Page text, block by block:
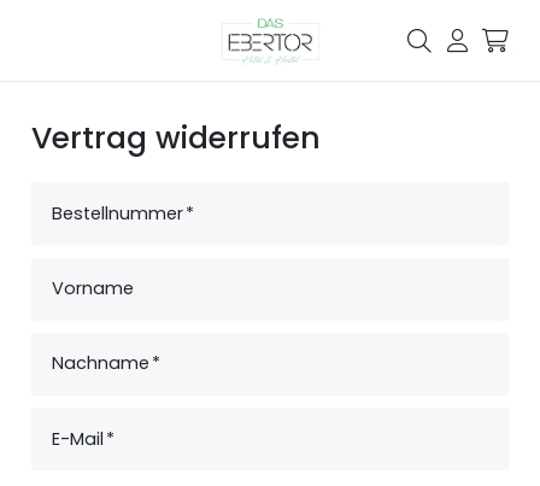
Vertrag widerrufen
Bestellnummer
Vorname
Nachname
E-Mail